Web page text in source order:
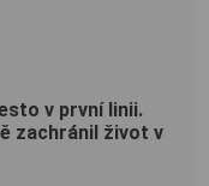
v první linii.
zachránil život v